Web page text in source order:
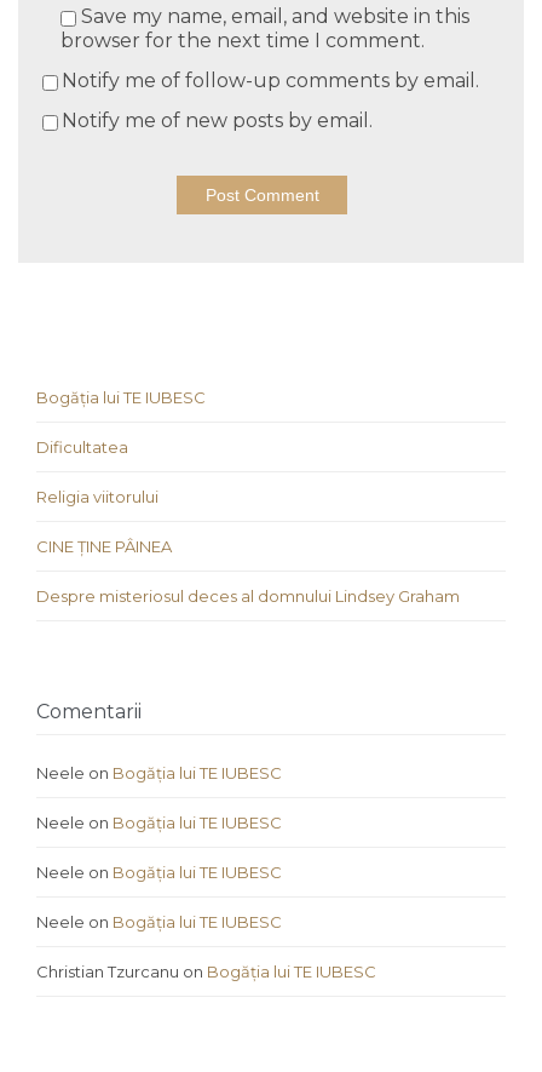
Save my name, email, and website in this
browser for the next time I comment.
Notify me of follow-up comments by email.
Notify me of new posts by email.
Bogăția lui TE IUBESC
Dificultatea
Religia viitorului
CINE ȚINE PÂINEA
Despre misteriosul deces al domnului Lindsey Graham
Comentarii
Neele on Bogăția lui TE IUBESC
Neele on Bogăția lui TE IUBESC
Neele on Bogăția lui TE IUBESC
Neele on Bogăția lui TE IUBESC
Christian Tzurcanu on Bogăția lui TE IUBESC